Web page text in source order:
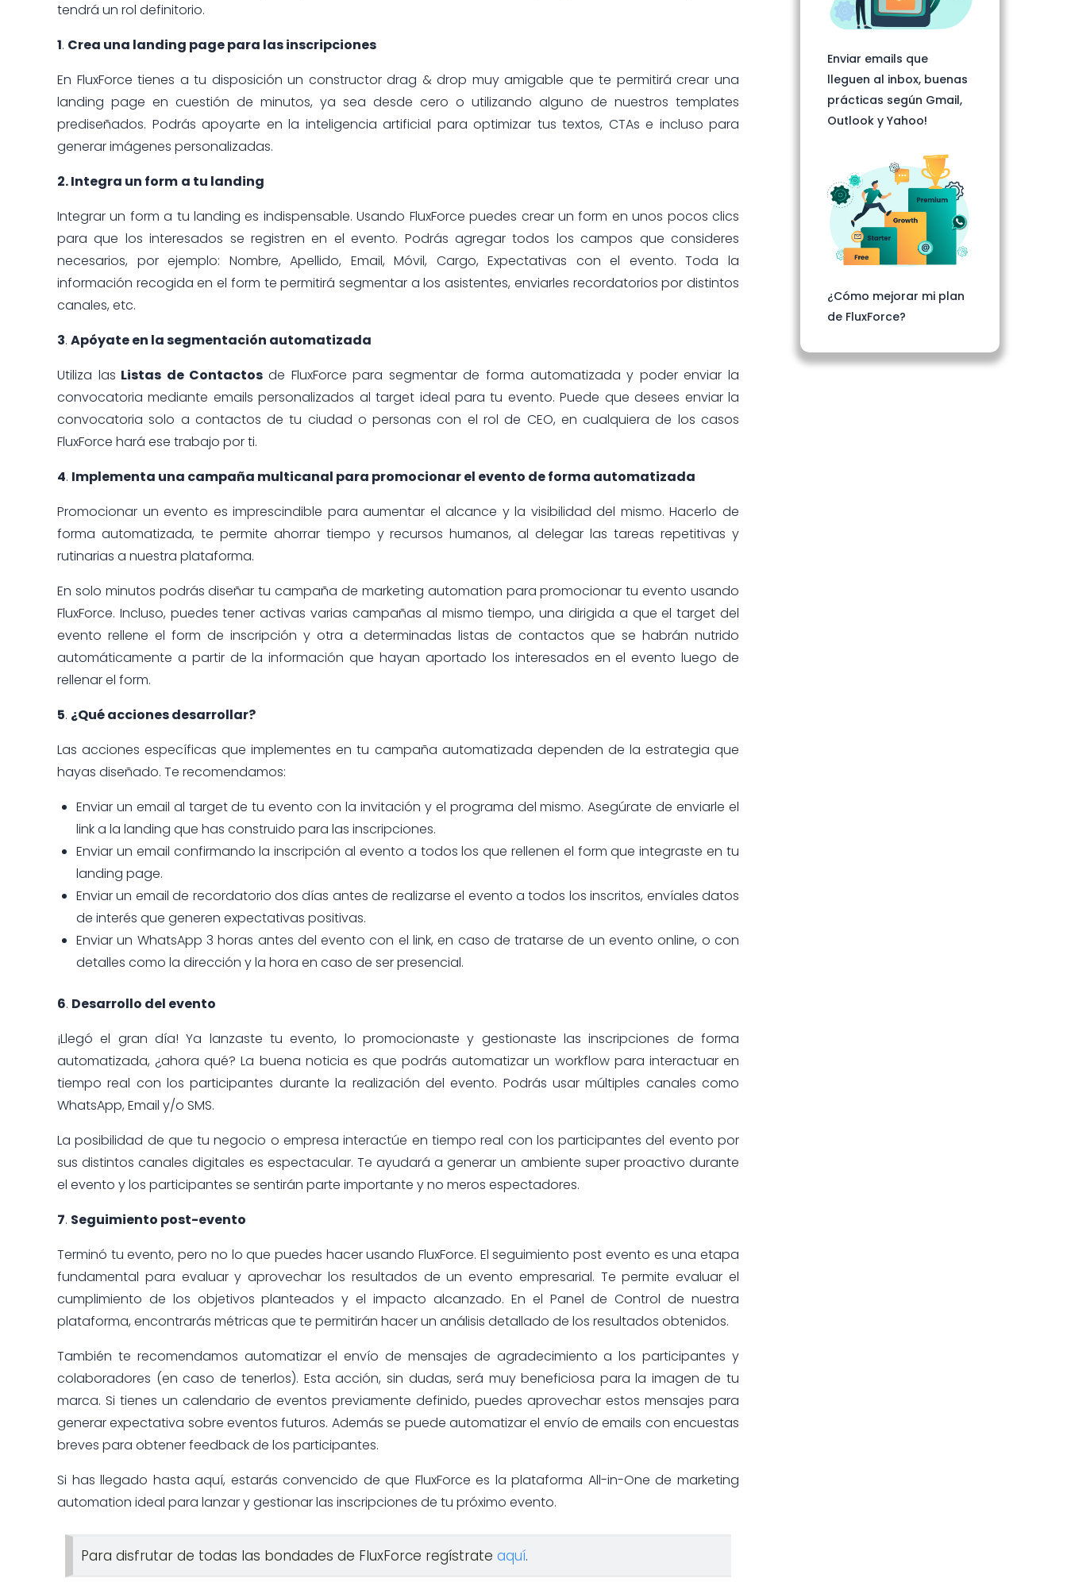
tendrá un rol definitorio.
1. Crea una landing page para las inscripciones
En FluxForce tienes a tu disposición un constructor drag & drop muy amigable que te permitirá crear una
landing page en cuestión de minutos, ya sea desde cero o utilizando alguno de nuestros templates
prediseñados. Podrás apoyarte en la inteligencia artificial para optimizar tus textos, CTAs e incluso para
generar imágenes personalizadas.
2. Integra un form a tu landing
Integrar un form a tu landing es indispensable. Usando FluxForce puedes crear un form en unos pocos clics
para que los interesados se registren en el evento. Podrás agregar todos los campos que consideres
necesarios, por ejemplo: Nombre, Apellido, Email, Móvil, Cargo, Expectativas con el evento. Toda la
información recogida en el form te permitirá segmentar a los asistentes, enviarles recordatorios por distintos
canales, etc.
3. Apóyate en la segmentación automatizada
Utiliza las Listas de Contactosde FluxForce para segmentar de forma automatizada y poder enviar la
convocatoria mediante emails personalizados al target ideal para tu evento. Puede que desees enviar la
convocatoria solo a contactos de tu ciudad o personas con el rol de CEO, en cualquiera de los casos
FluxForce hará ese trabajo por ti.
4. Implementa una campaña multicanal para promocionar el evento de forma automatizada
Promocionar un evento es imprescindible para aumentar el alcance y la visibilidad del mismo. Hacerlo de
forma automatizada, te permite ahorrar tiempo y recursos humanos, al delegar las tareas repetitivas y
rutinarias a nuestra plataforma.
En solo minutos podrás diseñar tu campaña de marketing automation para promocionar tu evento usando
FluxForce. Incluso, puedes tener activas varias campañas al mismo tiempo, una dirigida a que el target del
evento rellene el form de inscripción y otra a determinadas listas de contactos que se habrán nutrido
automáticamente a partir de la información que hayan aportado los interesados en el evento luego de
rellenar el form.
5. ¿Qué acciones desarrollar?
Las acciones específicas que implementes en tu campaña automatizada dependen de la estrategia que
hayas diseñado. Te recomendamos:
Enviar un email al target de tu evento con la invitación y el programa del mismo. Asegúrate de enviarle el
link a la landing que has construido para las inscripciones.
Enviar un email confirmando la inscripción al evento a todos los que rellenen el form que integraste en tu
landing page.
Enviar un email de recordatorio dos días antes de realizarse el evento a todos los inscritos, envíales datos
de interés que generen expectativas positivas.
Enviar un WhatsApp 3 horas antes del evento con el link, en caso de tratarse de un evento online, o con
detalles como la dirección y la hora en caso de ser presencial.
6. Desarrollo del evento
¡Llegó el gran día! Ya lanzaste tu evento, lo promocionaste y gestionaste las inscripciones de forma
automatizada, ¿ahora qué? La buena noticia es que podrás automatizar un workflow para interactuar en
tiempo real con los participantes durante la realización del evento. Podrás usar múltiples canales como
WhatsApp, Email y/o SMS.
La posibilidad de que tu negocio o empresa interactúe en tiempo real con los participantes del evento por
sus distintos canales digitales es espectacular. Te ayudará a generar un ambiente super proactivo durante
el evento y los participantes se sentirán parte importante y no meros espectadores.
7. Seguimiento post-evento
Terminó tu evento, pero no lo que puedes hacer usando FluxForce. El seguimiento post evento es una etapa
fundamental para evaluar y aprovechar los resultados de un evento empresarial. Te permite evaluar el
cumplimiento de los objetivos planteados y el impacto alcanzado. En el Panel de Control de nuestra
plataforma, encontrarás métricas que te permitirán hacer un análisis detallado de los resultados obtenidos.
También te recomendamos automatizar el envío de mensajes de agradecimiento a los participantes y
colaboradores (en caso de tenerlos). Esta acción, sin dudas, será muy beneficiosa para la imagen de tu
marca. Si tienes un calendario de eventos previamente definido, puedes aprovechar estos mensajes para
generar expectativa sobre eventos futuros. Además se puede automatizar el envío de emails con encuestas
breves para obtener feedback de los participantes.
Si has llegado hasta aquí, estarás convencido de que FluxForce es la plataforma All-in-One de marketing
automation ideal para lanzar y gestionar las inscripciones de tu próximo evento.
Para disfrutar de todas las bondades de FluxForce regístrate aquí.
Enviar emails que
lleguen al inbox, buenas
prácticas según Gmail,
Outlook y Yahoo!
¿Cómo mejorar mi plan
de FluxForce?